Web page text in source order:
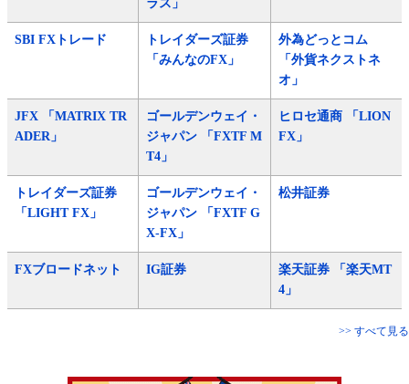
ラス」
SBI FXトレード
トレイダーズ証券
「みんなのFX」
外為どっとコム
「外貨ネクストネ
オ」
JFX 「MATRIX TR
ADER」
ゴールデンウェイ・
ジャパン 「FXTF M
T4」
ヒロセ通商 「LION
FX」
トレイダーズ証券
「LIGHT FX」
ゴールデンウェイ・
ジャパン 「FXTF G
X-FX」
松井証券
FXブロードネット IG証券
楽天証券 「楽天MT
4」
>> すべて見る